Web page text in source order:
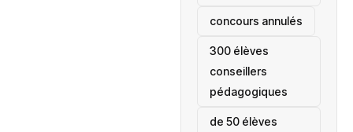
concours annulés
300 élèves
conseillers
pédagogiques
de 50 élèves